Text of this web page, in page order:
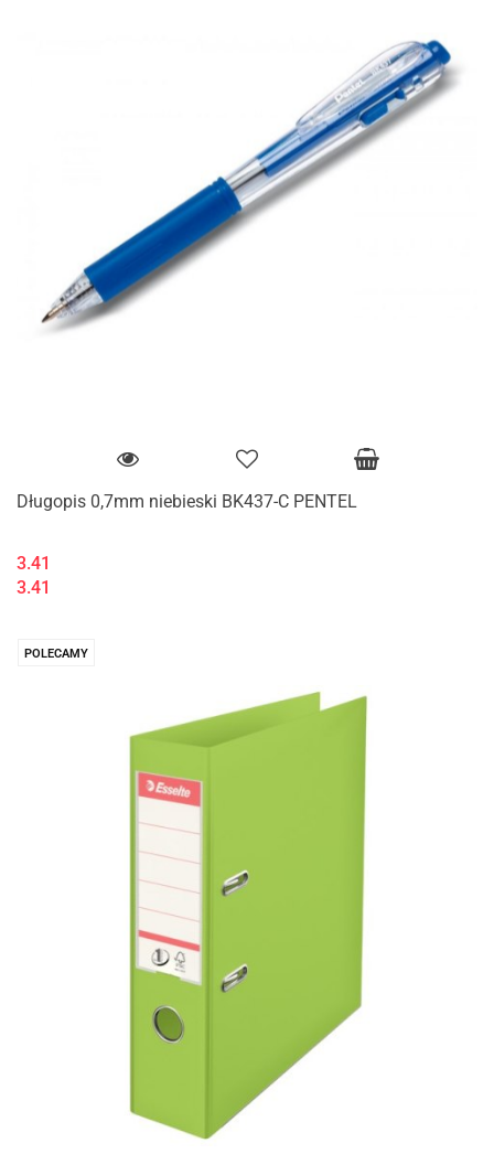
Długopis 0,7mm niebieski BK437-C PENTEL
3.41
3.41
POLECAMY